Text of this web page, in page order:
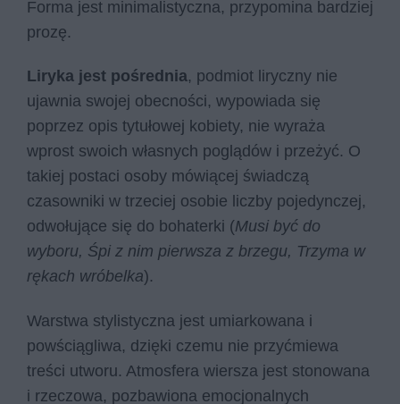
Forma jest minimalistyczna, przypomina bardziej
prozę.
Liryka jest pośrednia, podmiot liryczny nie
ujawnia swojej obecności, wypowiada się
poprzez opis tytułowej kobiety, nie wyraża
wprost swoich własnych poglądów i przeżyć. O
takiej postaci osoby mówiącej świadczą
czasowniki w trzeciej osobie liczby pojedynczej,
odwołujące się do bohaterki (Musi być do
wyboru, Śpi z nim pierwsza z brzegu, Trzyma w
rękach wróbelka).
Warstwa stylistyczna jest umiarkowana i
powściągliwa, dzięki czemu nie przyćmiewa
treści utworu. Atmosfera wiersza jest stonowana
i rzeczowa, pozbawiona emocjonalnych